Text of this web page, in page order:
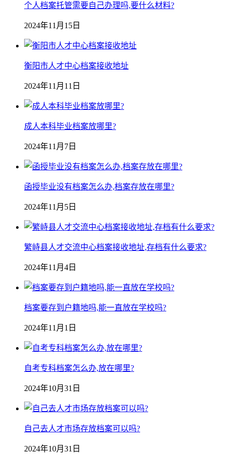
个人档案托管需要自己办理吗,要什么材料?
2024年11月15日
衡阳市人才中心档案接收地址
2024年11月11日
成人本科毕业档案放哪里?
2024年11月7日
函授毕业没有档案怎么办,档案存放在哪里?
2024年11月5日
繁峙县人才交流中心档案接收地址,存档有什么要求?
2024年11月4日
档案要存到户籍地吗,能一直放在学校吗?
2024年11月1日
自考专科档案怎么办,放在哪里?
2024年10月31日
自己去人才市场存放档案可以吗?
2024年10月31日